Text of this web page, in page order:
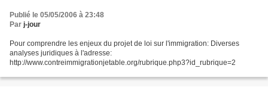
Publié le 05/05/2006 à 23:48
Par j-jour
Pour comprendre les enjeux du projet de loi sur l'immigration: Diverses
analyses juridiques à l'adresse:
http://www.contreimmigrationjetable.org/rubrique.php3?id_rubrique=2